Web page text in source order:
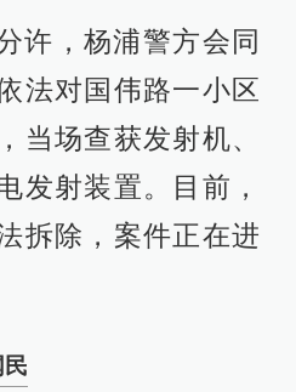
许，杨浦警方会同
法对国伟路一小区
当场查获发射机、
发射装置。目前，
拆除，案件正在进
民